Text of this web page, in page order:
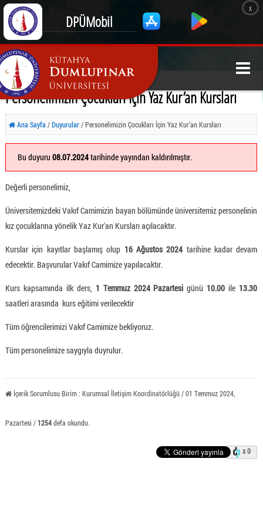
DPÜMobil
x
Personelimizin Çocukları İçin Yaz Kur’an Kursları
Ana Sayfa /Duyurular/ Personelimizin Çocukları İçin Yaz Kur’an Kursları
Bu duyuru 08.07.2024tarihinde yayından kaldırılmıştır.
Değerli personelimiz,
Üniversitemizdeki Vakıf Camimizin bayan bölümünde üniversitemiz personelinin
kız çocuklarına yönelik Yaz Kur'an Kursları açılacaktır.
Kurslar için kayıtlar başlamış olup 16 Ağustos 2024 tarihine kadar devam
edecektir. Başvurular Vakıf Camimize yapılacaktır.
Kurs kapsamında ilk ders, 1 Temmuz 2024 Pazartesi günü 10.00 ile 13.30
saatleri arasında kurs eğitimi verilecektir
Tüm öğrencilerimizi Vakıf Camimize bekliyoruz.
Tüm personelimize saygıyla duyrulur.
İçerik Sorumlusu Birim : Kurumsal İletişim Koordinatörlüğü / 01 Temmuz 2024,
Pazartesi /1254defa okundu.
x 0